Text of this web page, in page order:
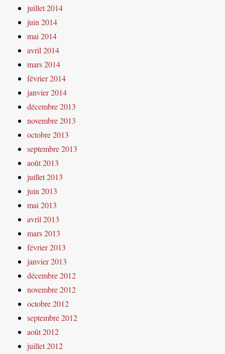
juillet 2014
juin 2014
mai 2014
avril 2014
mars 2014
février 2014
janvier 2014
décembre 2013
novembre 2013
octobre 2013
septembre 2013
août 2013
juillet 2013
juin 2013
mai 2013
avril 2013
mars 2013
février 2013
janvier 2013
décembre 2012
novembre 2012
octobre 2012
septembre 2012
août 2012
juillet 2012